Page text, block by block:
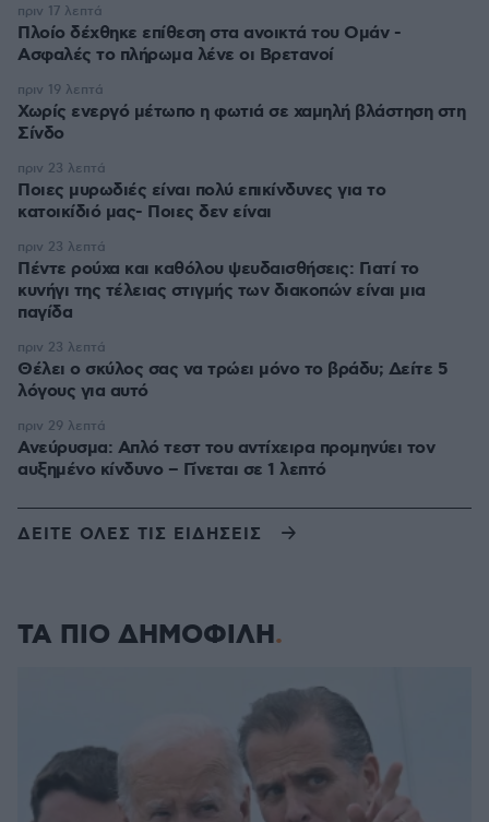
Πλοίο δέχθηκε επίθεση στα ανοικτά του Ομάν -
Ασφαλές το πλήρωμα λένε οι Βρετανοί
πριν 17 λεπτά
Χωρίς ενεργό μέτωπο η φωτιά σε χαμηλή βλάστηση στη
Σίνδο
πριν 19 λεπτά
Ποιες μυρωδιές είναι πολύ επικίνδυνες για το
κατοικίδιό μας- Ποιες δεν είναι
πριν 23 λεπτά
Πέντε ρούχα και καθόλου ψευδαισθήσεις: Γιατί το
κυνήγι της τέλειας στιγμής των διακοπών είναι μια
παγίδα
πριν 23 λεπτά
Θέλει ο σκύλος σας να τρώει μόνο το βράδυ; Δείτε 5
λόγους για αυτό
πριν 23 λεπτά
Ανεύρυσμα: Απλό τεστ του αντίχειρα προμηνύει τον
αυξημένο κίνδυνο – Γίνεται σε 1 λεπτό
πριν 29 λεπτά
ΔΕΙΤΕ ΟΛΕΣ ΤΙΣ ΕΙΔΗΣΕΙΣ
ΤΑ ΠΙΟ ΔΗΜΟΦΙΛΗ